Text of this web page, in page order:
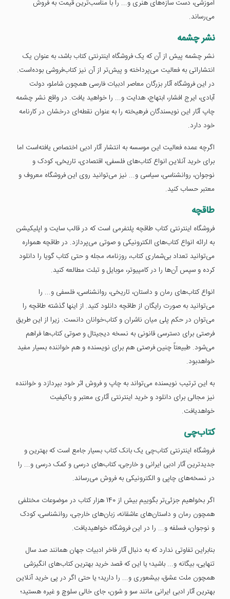
آموزشی، دست سازه‌های هنری و... را با مناسب‌ترین قیمت به فروش
می‌رساند.
نشر چشمه
نشر چشمه پیش از آن که یک فروشگاه اینترنتی کتاب باشد، به عنوان یک
انتشاراتی به فعالیت می‌پرداخته و پیش‌تر از آن نیز کتاب‌فروشی بوده‌است.
در این فروشگاه آثار بزرگان معاصر ادبیات فارسی همچون شاملو، دولت
آبادی، ایرج افشار، ابتهاج، هدایت و... را خواهید یافت. در واقع نشر چشمه
چاپ آثار این نویسندگان فرهیخته را به عنوان نقطه‌ای درخشان در کارنامه
خود دارد.
اگرچه عمده فعالیت این موسسه به انتشار آثار ادبی اختصاص یافته‌است اما
برای خرید آنلاین انواع کتاب‌های فلسفی، اقتصادی، تاریخی، کودک و
نوجوان، روانشناسی، سیاسی و... نیز می‌توانید روی این فروشگاه معروف و
معتبر حساب کنید.
طاقچه
فروشگاه اینترنتی کتاب طاقچه پلتفرمی است که در قالب سایت و اپلیکیشن
به ارائه انواع کتاب‌های الکترونیکی و صوتی می‌پردازد. در طاقچه همواره
می‌توانید تعداد بی‌شماری کتاب، روزنامه، مجله و حتی کتاب گویا را دانلود
کرده و سپس آن‌ها را در کامپیوتر، موبایل و تبلت مطالعه کنید.
انواع کتاب‌های رمان و داستان، تاریخی، روانشناسی، فلسفی و... را
می‌توانید به صورت رایگان از طاقچه دانلود کنید. از اینها گذشته طاقچه را
می‌توان در حکم پلی میان ناشران و کتاب‌خوانان دانست. زیرا از این طریق
فرصتی برای دسترسی قانونی به نسخه دیجیتال و صوتی کتاب‌ها فراهم
می‌شود. طبیعتاً چنین فرصتی هم برای نویسنده و هم خواننده بسیار مفید
خواهدبود.
به این ترتیب نویسنده می‌تواند به چاپ و فروش اثر خود بپردازد و خواننده
نیز مجالی برای دانلود و خرید اینترنتی آثاری معتبر و با‌کیفیت
خواهدیافت.
کتاب‌چی
فروشگاه اینترنتی کتاب‌چی یک بانک کتاب بسیار جامع است که بهترین و
جدیدترین آثار ادبی ایرانی و خارجی، کتاب‌های درسی و کمک درسی و... را
در نسخه‌های چاپی و الکترونیکی به فروش می‌رساند.
اگر بخواهیم جزئی‌تر بگوییم بیش از 140 هزار کتاب در موضوعات مختلفی
همچون رمان و داستان‌های عاشقانه، زبان‌های خارجی، روانشناسی، کودک
و نوجوان، فسلفه و... را در این فروشگاه خواهیدیافت.
بنابراین تفاوتی ندارد که به دنبال آثار فاخر ادبیات جهان همانند صد سال
تنهایی، بیگانه و... باشید؛ یا این که قصد خرید بهترین کتاب‌های انگیزشی
همچون ملت عشق، بیشعوری و... را دارید؛ یا حتی اگر در پی خرید آنلاین
بهترین آثار ادبی ایرانی مانند سو و شون، جای خالی سلوچ و غیره هستید؛